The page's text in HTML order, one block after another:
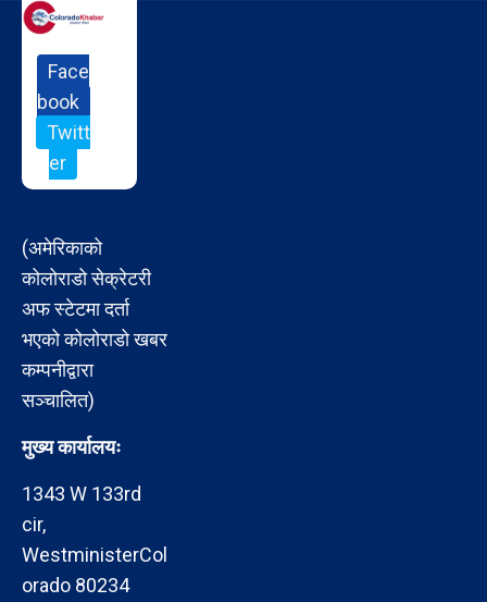
Face
book
Twitt
er
(अमेरिकाको
कोलोराडो सेक्रेटरी
अफ स्टेटमा दर्ता
भएको कोलोराडो खबर
कम्पनीद्वारा
सञ्चालित)
मुख्य कार्यालयः
1343 W 133rd
cir,
WestministerCol
orado 80234